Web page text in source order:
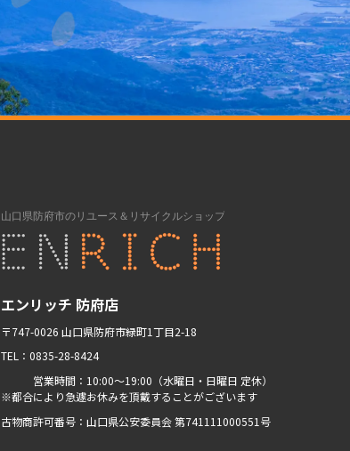
エンリッチ 防府店
〒747-0026 山口県防府市緑町1丁目2-18
TEL：0835-28-8424
営業時間：10:00〜19:00（水曜日・日曜日 定休）
※都合により急遽お休みを頂戴することがございます
古物商許可番号：山口県公安委員会 第741111000551号